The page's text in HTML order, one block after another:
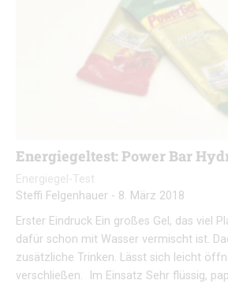
Energiegeltest: Power Bar
Energiegel-Test
Steffi Felgenhauer - 8. März 2018
Erster Eindruck Ein großes Gel, das viel
dafür schon mit Wasser vermischt ist.
zusätzliche Trinken. Lässt sich leicht
verschließen. Im Einsatz Sehr flüssig,